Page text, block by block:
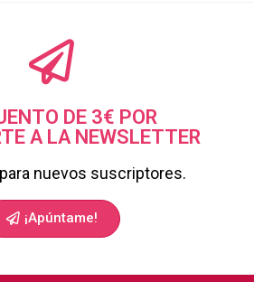
DE 3€ POR
A LA NEWSLETTER
nuevos suscriptores.
¡Apúntame!